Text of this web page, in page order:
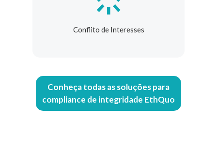
Conflito de Interesses
Conheça todas as soluções para
compliance de integridade EthQuo